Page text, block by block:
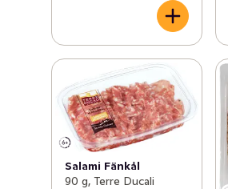
Salami Fänkål
90 g, Terre Ducali